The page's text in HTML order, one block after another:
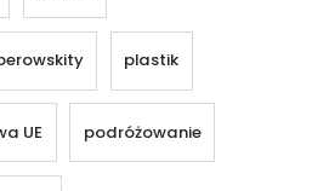
plastik
UE podróżowanie